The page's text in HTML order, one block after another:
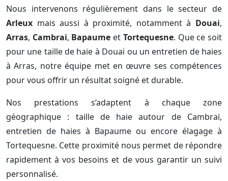
Nous intervenons régulièrement dans le secteur de
Arleux mais aussi à proximité, notamment à Douai,
Arras, Cambrai, Bapaume et Tortequesne. Que ce soit
pour une taille de haie à Douai ou un entretien de haies
à Arras, notre équipe met en œuvre ses compétences
pour vous offrir un résultat soigné et durable.
Nos prestations s’adaptent à chaque zone
géographique : taille de haie autour de Cambrai,
entretien de haies à Bapaume ou encore élagage à
Tortequesne. Cette proximité nous permet de répondre
rapidement à vos besoins et de vous garantir un suivi
personnalisé.